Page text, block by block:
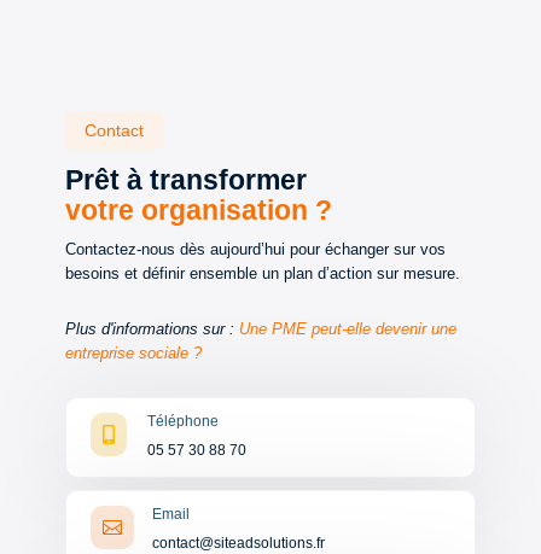
Contact
Prêt à transformer
votre organisation ?
Contactez-nous dès aujourd’hui pour échanger sur vos
besoins et définir ensemble un plan d’action sur mesure.
Plus d'informations sur : Une PME peut-elle devenir une
entreprise sociale ?
Téléphone
05 57 30 88 70

Email
contact@siteadsolutions.fr